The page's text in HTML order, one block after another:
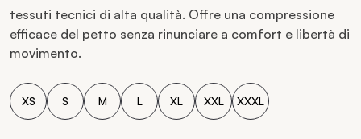
tessuti tecnici di alta qualità. Offre una compressione
efficace del petto senza rinunciare a comfort e libertà di
movimento.
XS S M L XL XXL XXXL